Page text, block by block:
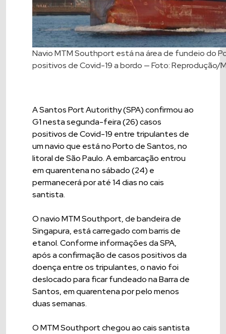
Navio MTM Southport está na área de fundeio do
positivos de Covid-19 a bordo — Foto: Reprodução/
A Santos Port Autorithy (SPA) confirmou ao
G1 nesta segunda-feira (26) casos
positivos de Covid-19 entre tripulantes de
um navio que está no Porto de Santos, no
litoral de São Paulo. A embarcação entrou
em quarentena no sábado (24) e
permanecerá por até 14 dias no cais
santista.
O navio MTM Southport, de bandeira de
Singapura, está carregado com barris de
etanol. Conforme informações da SPA,
após a confirmação de casos positivos da
doença entre os tripulantes, o navio foi
deslocado para ficar fundeado na Barra de
Santos, em quarentena por pelo menos
duas semanas.
O MTM Southport chegou ao cais santista